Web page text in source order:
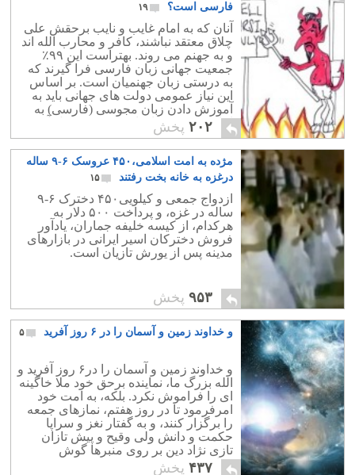
فارسی است؟
۱۹
آنان که به امام غایب و نایب برحقش علی
چلاق معتقد نباشند، کافر و محارب الله اند
و به جهنم می روند. بهتراست این ۹۹٪
جمعیت جهانی زبان فارسی فرا گیرند که
به درستی زبان جهنمیان است. بر اساس
این نیاز عمومی دولت های جهانی باید به
آموزش دادن زبان مجوسی (فارسی) به
اتباع کشورخود اقدام فوری به عمل آورند.
۲۰۲ پخش
مژده به امت اسلامی،۴۵۰ عروسک ۶-۹ ساله
درغزه به خانه بخت رفتند
۱۵
ازدواج جمعی و کیلویی۴۵۰ دخترک ۶-۹
ساله در غزه، و پرداخت ۵۰۰ دلار به
هرکدام، از کیسه خلیفه جماران، یادآور
فروش دخترکان اسیر ایرانی در بازارهای
مدینه پس از یورش تازیان است.
۹۵۳ پخش
و خداوند زمین و آسمان را در ۶ روز آفرید ۵
و خداوند زمین و آسمان را در۶ روز آفرید و
الله بزرگ ما، نماینده برحق خود ملا خاگینه
ای را فراموش نکرد. بلکه، به امت خود
امرفرمود تا در روز هفتم، نمازهای جمعه
را برگزار کنند، و به گفتار نغز و سراپا
حکمت و دانش ولی وقیح و پیش تازان
تازی نژاد دین بر روی منبرها گوش
فرادهند.
۴۳۷ پخش